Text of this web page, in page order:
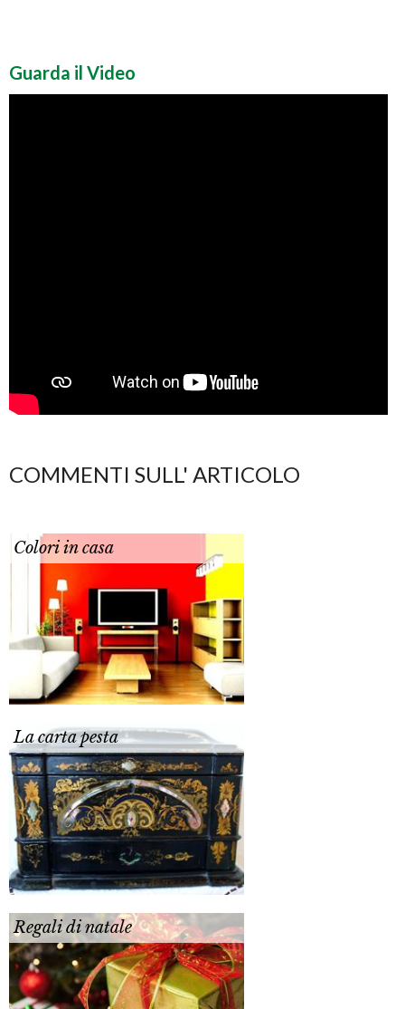
Guarda il Video
COMMENTI SULL' ARTICOLO
Colori in casa
La carta pesta
Regali di natale